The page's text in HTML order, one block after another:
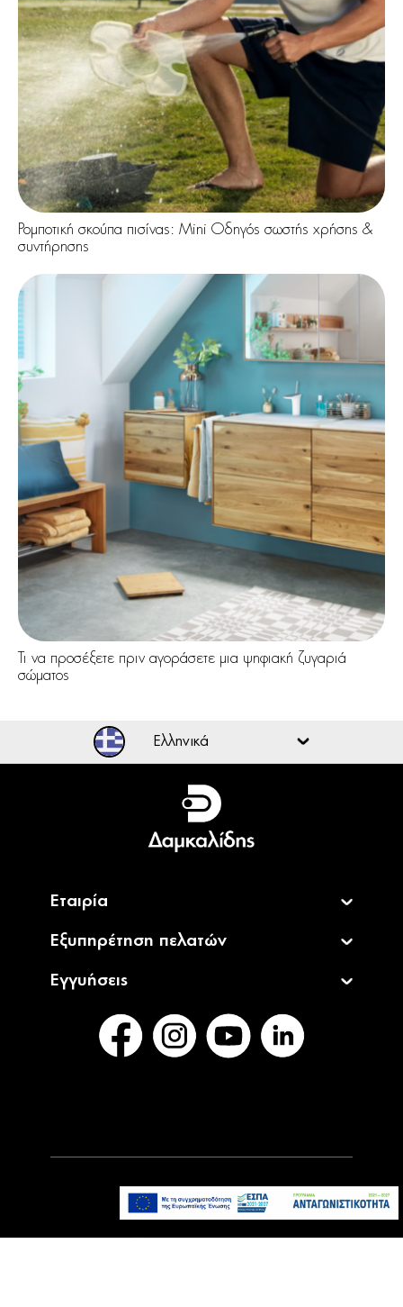
Ρομποτική σκούπα πισίνας: Mini Οδηγός σωστής χρήσης &
συντήρησης
Τι να προσέξετε πριν αγοράσετε μια ψηφιακή ζυγαριά
σώματος
Ελληνικά
Ελληνικά
English
Εταιρία
Εξυπηρέτηση πελατών
Εγγυήσεις